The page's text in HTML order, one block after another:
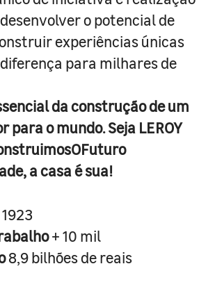
o potencial de
experiências únicas
para milhares de
da construção de um
o mundo. Seja LEROY
a casa é sua!
1923
+ 10 mil
8,9 bilhões de reais